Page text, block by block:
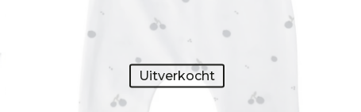
Uitverkocht